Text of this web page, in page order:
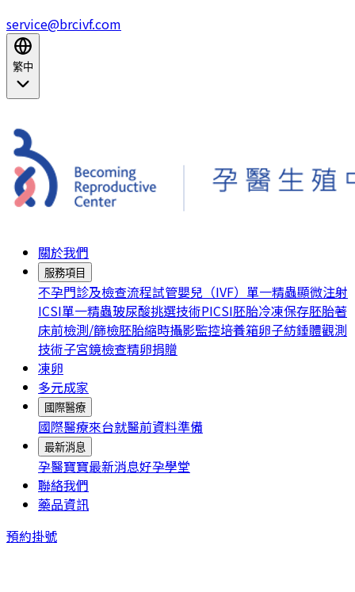
service@brcivf.com
繁中
關於我們
服務項目
不孕門診及檢查流程試管嬰兒（IVF） 單一精蟲顯微注射
ICSI單一精蟲玻尿酸挑選技術PICSI胚胎冷凍保存胚胎著
床前檢測/篩檢胚胎縮時攝影監控培養箱卵子紡錘體觀測
技術子宮鏡檢查精卵捐贈
凍卵
多元成家
國際醫療
國際醫療來台就醫前資料準備
最新消息
孕醫寶寶最新消息好孕學堂
聯絡我們
藥品資訊
預約掛號